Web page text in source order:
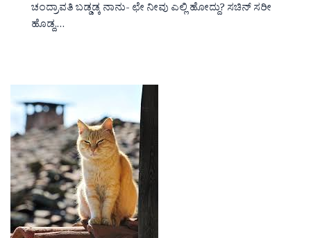
ಚಂದ್ರಾವತಿ ಬಡ್ಡಡ್ಕ ನಾನು- ಛೇ ನೀವು ಎಲ್ಲಿ ಹೋದ್ದು? ಸಚಿನ್ ಸರೀ
ಹೊಡ್ದ,…